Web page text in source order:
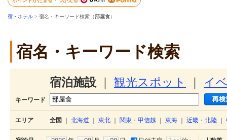
宿・ホテル > 宿名・キーワード検索（部屋食）
宿名・キーワード検索
宿泊施設 観光スポット イ
キーワード
エリア 全国 北海道 東北 関東・甲信越 東海 近畿・北陸